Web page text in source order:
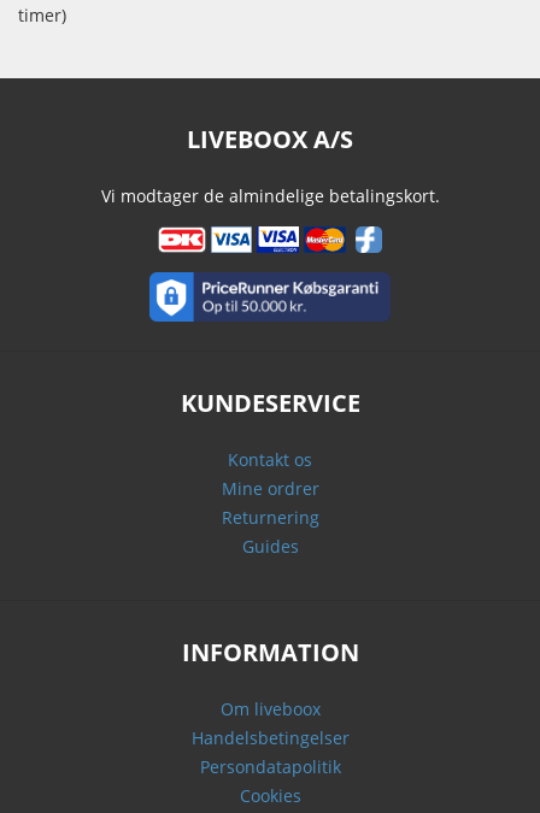
timer)
LIVEBOOX A/S
Vi modtager de almindelige betalingskort.
KUNDESERVICE
Kontakt os
Mine ordrer
Returnering
Guides
INFORMATION
Om liveboox
Handelsbetingelser
Persondatapolitik
Cookies